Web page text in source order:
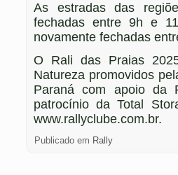
As estradas das
fechadas entre 9h e
novamente fechadas
O Rali das Praias
Natureza promovidos
Paraná com apoio da
patrocínio da Total
www.rallyclube.com.br.
Publicado em Rally